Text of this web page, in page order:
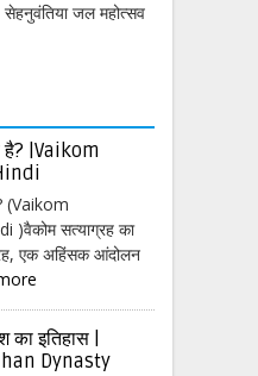
जल महोत्सव
है? |Vaikom
(Vaikom
)वैकोम सत्याग्रह का
एक अहिंसक आंदोलन
का इतिहास |
Dynasty